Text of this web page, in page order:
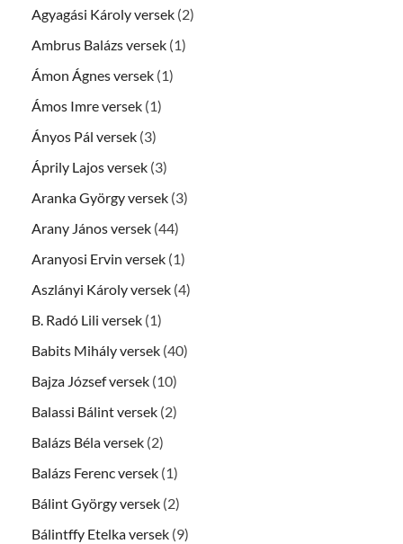
Agyagási Károly versek (2)
Ambrus Balázs versek (1)
Ámon Ágnes versek (1)
Ámos Imre versek (1)
Ányos Pál versek (3)
Áprily Lajos versek (3)
Aranka György versek (3)
Arany János versek (44)
Aranyosi Ervin versek (1)
Aszlányi Károly versek (4)
B. Radó Lili versek (1)
Babits Mihály versek (40)
Bajza József versek (10)
Balassi Bálint versek (2)
Balázs Béla versek (2)
Balázs Ferenc versek (1)
Bálint György versek (2)
Bálintffy Etelka versek (9)